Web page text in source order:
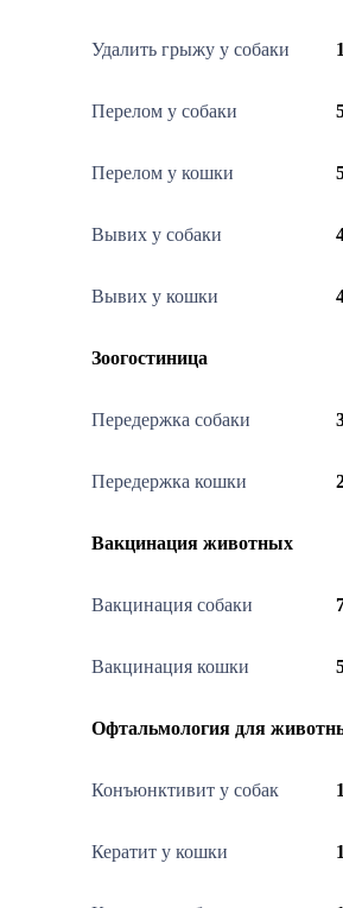
Удалить грыжу у собаки
Перелом у собаки
Перелом у кошки
Вывих у собаки
Вывих у кошки
Зоогостиница
Передержка собаки
Передержка кошки
Вакцинация животных
Вакцинация собаки
Вакцинация кошки
Офтальмология для
Конъюнктивит у собак
Кератит у кошки